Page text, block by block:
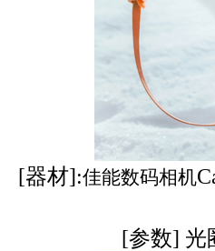
[器材]:佳能数码相机
[参数] 光